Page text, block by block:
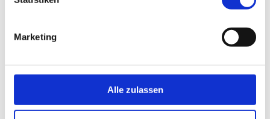
Marketing
Alle zulassen
E-Mail
Dr. Annette Wulf